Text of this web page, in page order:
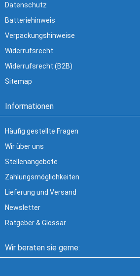
Datenschutz
Batteriehinweis
Verpackungshinweise
Widerrufsrecht
Widerrufsrecht (B2B)
Sitemap
Informationen
Häufig gestellte Fragen
Wir über uns
Stellenangebote
Zahlungsmöglichkeiten
Lieferung und Versand
Newsletter
Ratgeber & Glossar
Wir beraten sie gerne: